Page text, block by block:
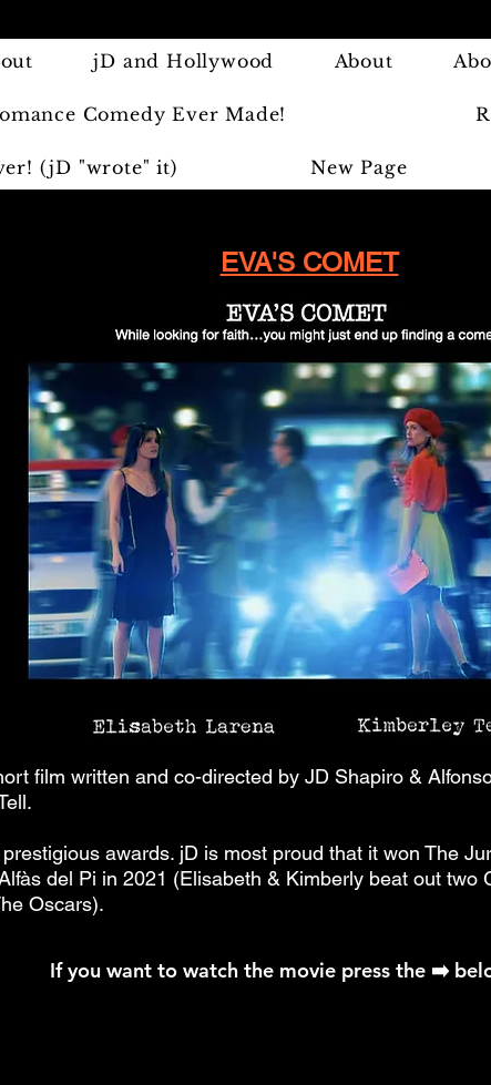
jD and Hollywood About
Comedy Ever Made!
(jD "wrote" it) New Page
EVA'S COMET
film written and co-directed by JD Shapiro &
awards. jD is most proud that it won The
del Pi in 2021​ (Elisabeth & Kimberly beat out two
Oscars).
If you want to watch the movie press the ➡️